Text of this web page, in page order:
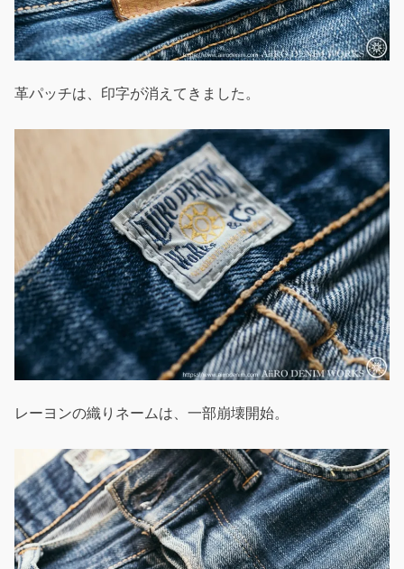
革パッチは、印字が消えてきました。
レーヨンの織りネームは、一部崩壊開始。